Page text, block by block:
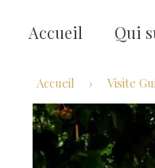
Accueil Qui
Accueil › Visite